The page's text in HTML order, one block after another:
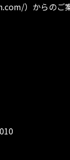
）からのご